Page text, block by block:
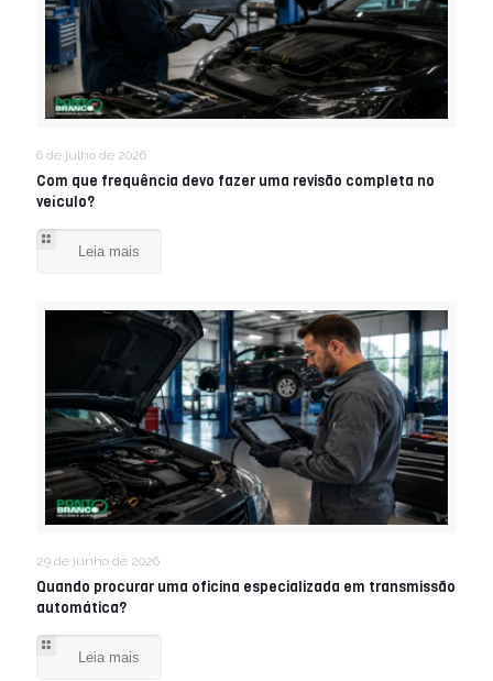
6 de julho de 2026
Com que frequência devo fazer uma revisão completa no
veículo?
Leia mais
29 de junho de 2026
Quando procurar uma oficina especializada em transmissão
automática?
Leia mais